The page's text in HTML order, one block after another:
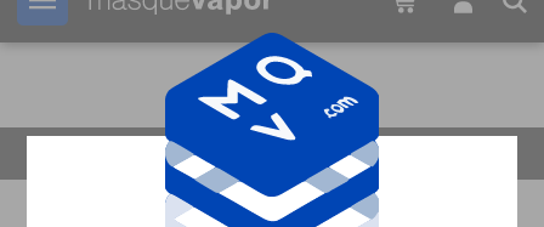
Tu pedido puede ser enviado en 51m: 03s